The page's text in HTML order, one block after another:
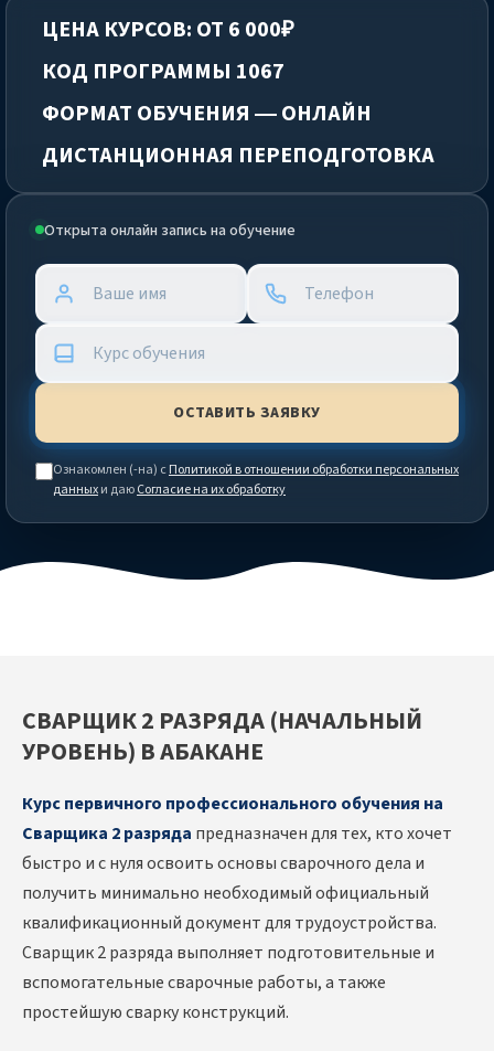
Открыта онлайн запись на обучение
Ознакомлен (-на) сПолитикой в отношении обработки персональных
данныхи даюСогласие на их обработку
ЦЕНА КУРСОВ: ОТ 6 000₽
КОД ПРОГРАММЫ 1067
ФОРМАТ ОБУЧЕНИЯ — ОНЛАЙН
ДИСТАНЦИОННАЯ ПЕРЕПОДГОТОВКА
СВАРЩИК 2 РАЗРЯДА (НАЧАЛЬНЫЙ
УРОВЕНЬ) В АБАКАНЕ
Курс первичного профессионального обучения на
Сварщика 2 разряда предназначен для тех, кто хочет
быстро и с нуля освоить основы сварочного дела и
получить минимально необходимый официальный
квалификационный документ для трудоустройства.
Сварщик 2 разряда выполняет подготовительные и
вспомогательные сварочные работы, а также
простейшую сварку конструкций.